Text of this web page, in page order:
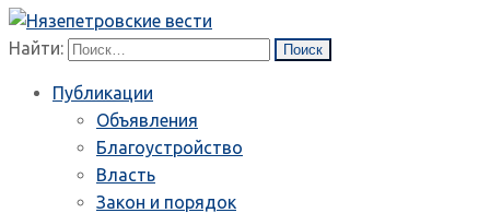
Найти:
Публикации
Объявления
Благоустройство
Власть
Закон и порядок